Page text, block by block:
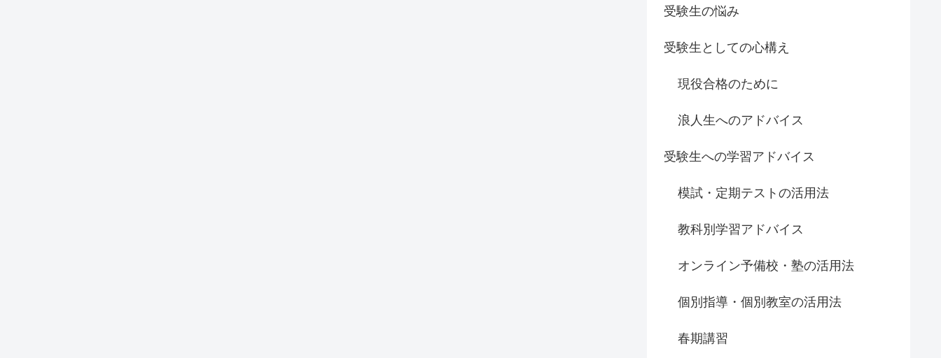
受験生の悩み
受験生としての心構え
現役合格のために
浪人生へのアドバイス
受験生への学習アドバイス
模試・定期テストの活用法
教科別学習アドバイス
オンライン予備校・塾の活用法
個別指導・個別教室の活用法
春期講習